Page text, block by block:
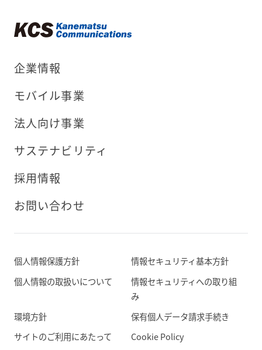
企業情報
モバイル事業
法人向け事業
サステナビリティ
採用情報
お問い合わせ
個人情報保護方針
情報セキュリティ基本方針
個人情報の取扱いについて
情報セキュリティへの取り組
み
環境方針
保有個人データ請求手続き
サイトのご利用にあたって
Cookie Policy